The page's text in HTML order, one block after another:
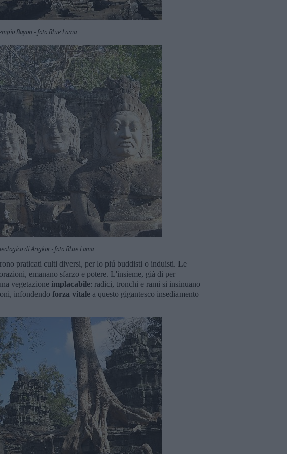
Bayon - foto Blue Lama
di Angkor - foto Blue Lama
praticati culti diversi, per lo piú buddisti o induisti. Le
emanano sfarzo e potere. L'insieme, già di per
vegetazione implacabile: radici, tronchi e rami si insinuano
infondendo forza vitale a questo gigantesco insediamento